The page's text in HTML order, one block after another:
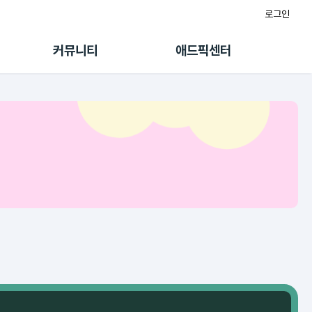
로그인
커뮤니티 애드픽센터
랭킹
초대보너스
수익 Live
멤버십 센터
마이도메인